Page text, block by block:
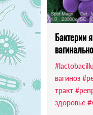
Бактерии
вагиноз
тракт
здоровье